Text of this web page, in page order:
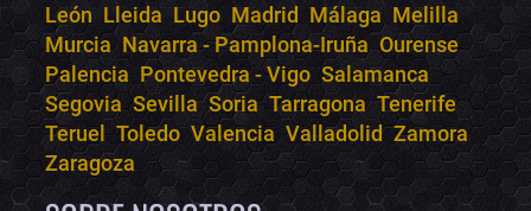
León Lleida Lugo Madrid Málaga Melilla
Murcia Navarra - Pamplona-Iruña Ourense
Palencia Pontevedra - Vigo Salamanca
Segovia Sevilla Soria Tarragona Tenerife
Teruel Toledo Valencia Valladolid Zamora
Zaragoza